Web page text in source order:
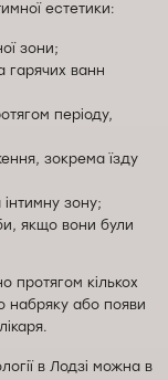
естетики:
зони;
гарячих ванн
періоду,
зокрема їзду
зону;
якщо вони були
протягом кількох
набряку або появи
в Лодзі можна в